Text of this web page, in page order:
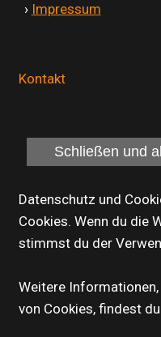
› Impressum
Kontakt
Datenschutz und
Cookies. Wenn du die
stimmst du der
Weitere
von Cookies, findest